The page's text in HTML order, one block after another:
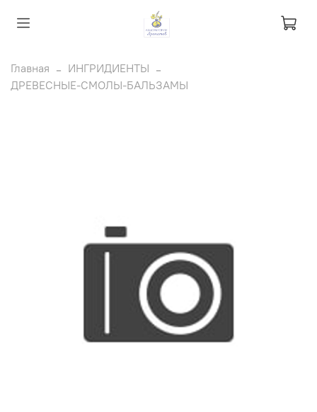
Главная
ИНГРИДИЕНТЫ
ДРЕВЕСНЫЕ-СМОЛЫ-БАЛЬЗАМЫ